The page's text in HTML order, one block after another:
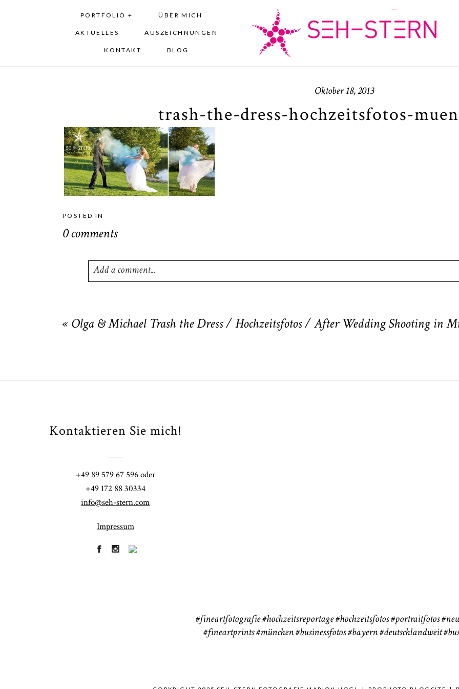
PORTFOLIO + ÜBER MICH
AKTUELLES AUSZEICHNUNGEN
KONTAKT BLOG
Oktober 18, 2013
trash-the-dress-hochzeitsfotos-
POSTED IN
0 comments
Add a comment...
« Olga & Michael Trash the Dress / Hochzeitsfotos / After Wedding Shooting in
Kontaktieren Sie mich!
+49 89 579 67 596 oder
+49 172 88 30334
info@seh-stern.com
Impressum
#fineartfotografie #hochzeitsreportage #hochzeitsfotos #portraitfotos
#fineartprints#münchen#businessfotos#bayern #deutschlandweit